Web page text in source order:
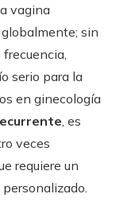
vagina
sin
serio para la
en ginecología
, es
veces
requiere un